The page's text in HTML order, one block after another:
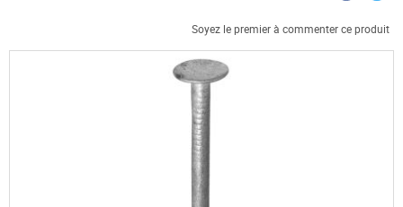
Soyez le premier à commenter ce produit
Passer